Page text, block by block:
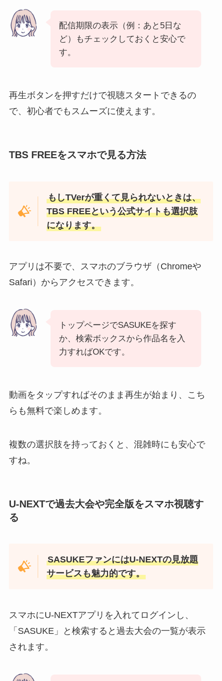
配信期限の表示（例：あと5日な
ど）もチェックしておくと安心で
す。
再生ボタンを押すだけで視聴スタートできるの
で、初心者でもスムーズに使えます。
TBS FREEをスマホで見る方法
もしTVerが重くて見られないときは、
TBS FREEという公式サイトも選択肢
になります。
アプリは不要で、スマホのブラウザ（Chromeや
Safari）からアクセスできます。
トップページでSASUKEを探す
か、検索ボックスから作品名を入
力すればOKです。
動画をタップすればそのまま再生が始まり、こち
らも無料で楽しめます。
複数の選択肢を持っておくと、混雑時にも安心で
すね。
U-NEXTで過去大会や完全版をスマホ視聴す
る
SASUKEファンにはU-NEXTの見放題
サービスも魅力的です。
スマホにU-NEXTアプリを入れてログインし、
「SASUKE」と検索すると過去大会の一覧が表示
されます。